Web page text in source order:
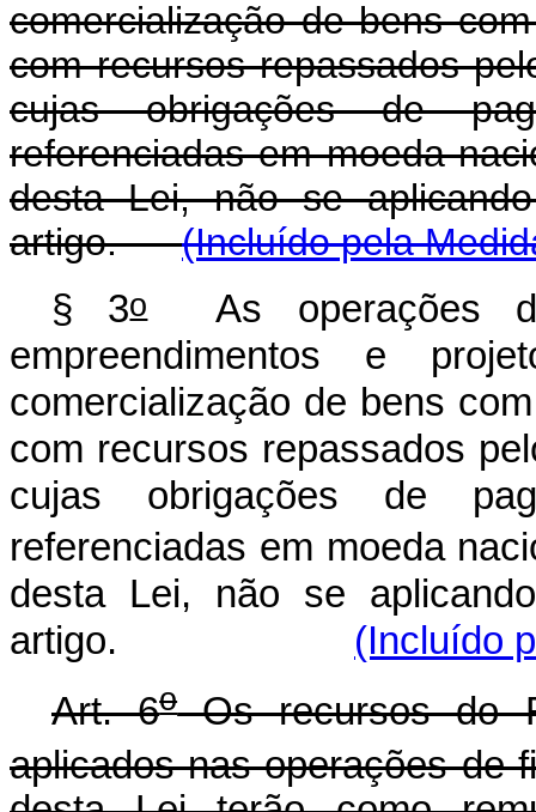
comercialização de bens
com recursos repassados
cujas obrigações de
referenciadas em moeda
desta Lei, não se
artigo.(Incluído pela
§ 3oAs operações
empreendimentos e
comercialização de bens
com recursos repassados
cujas obrigações de
referenciadas em moeda
desta Lei, não se
artigo. (Incluído
Art. 6oOs recursos do
aplicados nas operações de